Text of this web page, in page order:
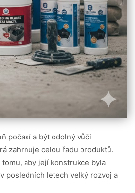
počasí a být odolný vůči
zahrnuje celou řadu produktů.
aby její konstrukce byla
posledních letech velký rozvoj a